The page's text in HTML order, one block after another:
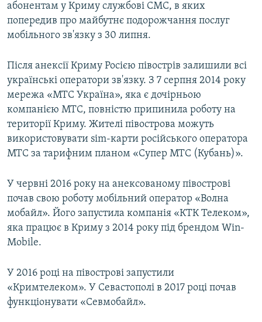
абонентам у Криму службові СМС, в яких
попередив про майбутнє подорожчання послуг
мобільного зв'язку з 30 липня.
Після анексії Криму Росією півострів залишили всі
українські оператори зв'язку. З 7 серпня 2014 року
мережа «МТС Україна», яка є дочірньою
компанією МТС, повністю припинила роботу на
території Криму. Жителі півострова можуть
використовувати sim-карти російського оператора
МТС за тарифним планом «Супер МТС (Кубань)».
У червні 2016 року на анексованому півострові
почав свою роботу мобільний оператор «Волна
мобайл». Його запустила компанія «КТК Телеком»,
яка працює в Криму з 2014 року під брендом Win-
Mobile.
У 2016 році на півострові запустили
«Кримтелеком». У Севастополі в 2017 році почав
функціонувати «Севмобайл».